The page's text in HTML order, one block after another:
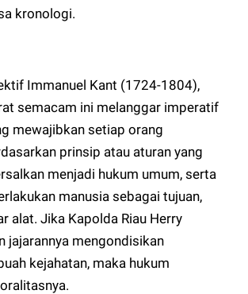
kronologi.
Immanuel Kant (1724-1804),
semacam ini melanggar imperatif
mewajibkan setiap orang
prinsip atau aturan yang
menjadi hukum umum, serta
manusia sebagai tujuan,
alat. Jika Kapolda Riau Herry
jajarannya mengondisikan
kejahatan, maka hukum